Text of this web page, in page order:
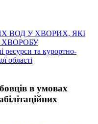
ВОД У ХВОРИХ, ЯКІ
ресурси та курортно-
області
в умовах